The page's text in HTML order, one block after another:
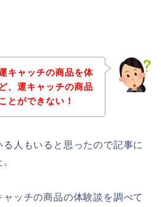
キャッチの商品を体
、運キャッチの商品
とができない！
人もいると思ったので記事に
ッチの商品の体験談を調べて